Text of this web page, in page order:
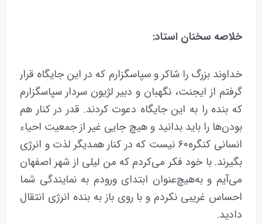
خلاصه سخنان استاد:
خداوند بزرگ را شاکر و سپاسگزارم که در این جایگاه قرار
گرفتم از ایجنت، نگهبان و دبیر لژیون سردار سپاسگزارم
که بنده را به این جایگاه دعوت کردند. قدر در کنار هم
بودن‌ها را باید بدانید و هیچ جایی غیر از جمعیت احیاء
انسانی کنگره۶۰ نیست که در کنار همدیگر لذت و انرژی
بگیرند. با خود فکر می‌کردم که من لیلی از شهر اصفهان
می‌آیم و به‌هیچ‌عنوان ابتدای ورودم به نمایندگی شما
احساس غریبی نکردم و با روی باز به بنده انرژی انتقال
دادید.